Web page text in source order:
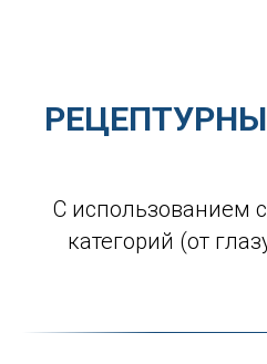
С использованием
категорий (от